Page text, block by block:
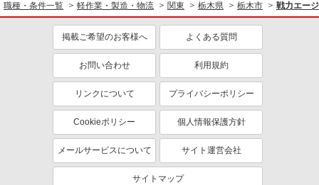
職種・条件一覧 軽作業・製造・物流 関東 栃木県 栃木市 戦力エー
掲載ご希望のお客様へ よくある質問
お問い合わせ 利用規約
リンクについて プライバシーポリシー
Cookieポリシー 個人情報保護方針
メールサービスについて サイト運営会社
サイトマップ